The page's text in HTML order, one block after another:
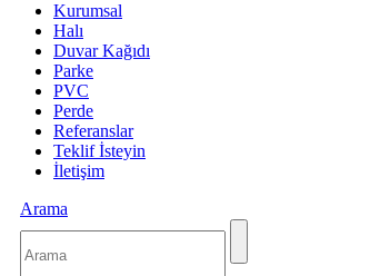
Kurumsal
Halı
Duvar Kağıdı
Parke
PVC
Perde
Referanslar
Teklif İsteyin
İletişim
Arama